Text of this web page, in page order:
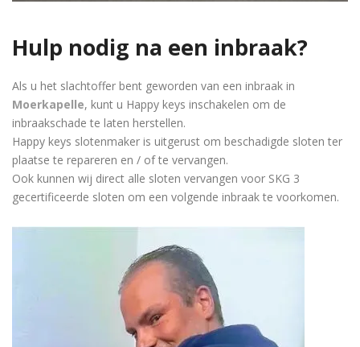
Hulp nodig na een inbraak?
Als u het slachtoffer bent geworden van een inbraak in
Moerkapelle, kunt u Happy keys inschakelen om de
inbraakschade te laten herstellen.
Happy keys slotenmaker is uitgerust om beschadigde sloten ter
plaatse te repareren en / of te vervangen.
Ook kunnen wij direct alle sloten vervangen voor SKG 3
gecertificeerde sloten om een volgende inbraak te voorkomen.